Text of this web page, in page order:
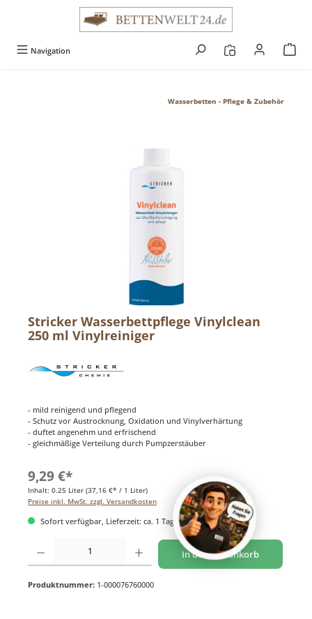
Navigation
Wasserbetten - Pflege & Zubehör
Stricker Wasserbettpflege Vinylclean
250 ml Vinylreiniger
- mild reinigend und pflegend
- Schutz vor Austrocknung, Oxidation und Vinylverhärtung
- duftet angenehm und erfrischend
- gleichmäßige Verteilung durch Pumpzerstäuber
9,29 €*
Inhalt: 0.25 Liter (37,16 €* / 1 Liter)
Preise inkl. MwSt. zzgl. Versandkosten
Sofort verfügbar, Lieferzeit: ca. 1 Tag
Produkt Anzahl: Gib den gewünschten Wert ein oder benutze die Schaltflächen um
In den Warenkorb
Produktnummer: 1-000076760000